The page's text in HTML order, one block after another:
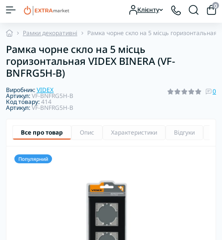
Клієнту 0
Рамки декоративні Рамка чорне скло на 5 місць горизонтальная
Рамка чорне скло на 5 місць
горизонтальная VIDEX BINERA (VF-
BNFRG5H-B)
Виробник:VIDEX
Артикул:VF-BNFRG5H-B
Код товару:414
Артикул:VF-BNFRG5H-B
0
Все про товар Опис Характеристики Відгуки
Популярний